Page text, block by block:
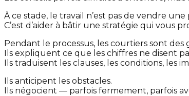
À ce stade, le travail n’est pas de vendre
C’est d’aider à bâtir une stratégie qui vous
Pendant le processus, les courtiers sont des
Ils expliquent ce que les chiffres ne disent
Ils traduisent les clauses, les conditions, les
Ils anticipent les obstacles.
Ils négocient — parfois fermement, parfois